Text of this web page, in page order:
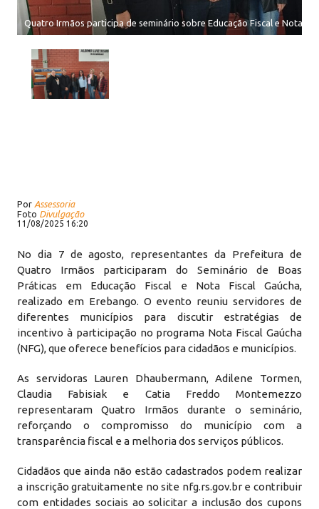
Quatro Irmãos participa de seminário sobre Educação Fiscal e Nota
Por Assessoria
Foto Divulgação
11/08/2025 16:20
No dia 7 de agosto, representantes da Prefeitura de
Quatro Irmãos participaram do Seminário de Boas
Práticas em Educação Fiscal e Nota Fiscal Gaúcha,
realizado em Erebango. O evento reuniu servidores de
diferentes municípios para discutir estratégias de
incentivo à participação no programa Nota Fiscal Gaúcha
(NFG), que oferece benefícios para cidadãos e municípios.
As servidoras Lauren Dhaubermann, Adilene Tormen,
Claudia Fabisiak e Catia Freddo Montemezzo
representaram Quatro Irmãos durante o seminário,
reforçando o compromisso do município com a
transparência fiscal e a melhoria dos serviços públicos.
Cidadãos que ainda não estão cadastrados podem realizar
a inscrição gratuitamente no site nfg.rs.gov.br e contribuir
com entidades sociais ao solicitar a inclusão dos cupons